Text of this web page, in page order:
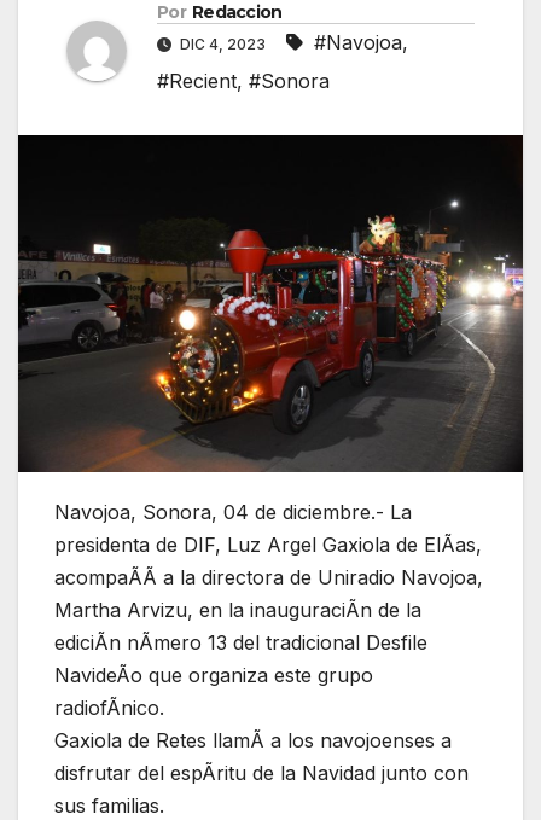
Por Redaccion
DIC 4, 2023 #Navojoa,
#Recient, #Sonora
Navojoa, Sonora, 04 de diciembre.- La
presidenta de DIF, Luz Argel Gaxiola de ElÃas,
acompaÃÃ a la directora de Uniradio Navojoa,
Martha Arvizu, en la inauguraciÃn de la
ediciÃn nÃmero 13 del tradicional Desfile
NavideÃo que organiza este grupo
radiofÃnico.
Gaxiola de Retes llamÃ a los navojoenses a
disfrutar del espÃritu de la Navidad junto con
sus familias.